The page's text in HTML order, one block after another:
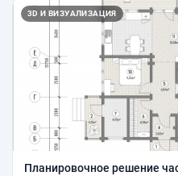
3D И ВИЗУАЛИЗАЦИЯ
Планировочное решение